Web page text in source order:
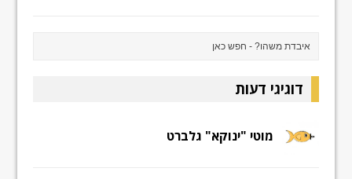
דוגיגי דעות
מוטי "ינוקא" גלברט